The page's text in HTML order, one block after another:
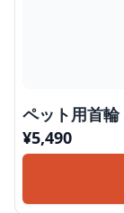
¥5,490